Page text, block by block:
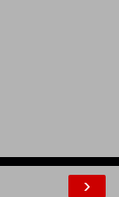
›